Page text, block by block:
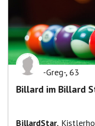
-Greg-, 63
Billard im Billard
BillardStar,